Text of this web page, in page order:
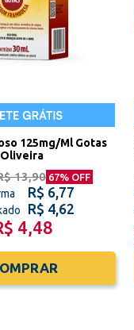
125mg/Ml Gotas
13,90 67% OFF
R$ 6,77
R$ 4,62
4,48